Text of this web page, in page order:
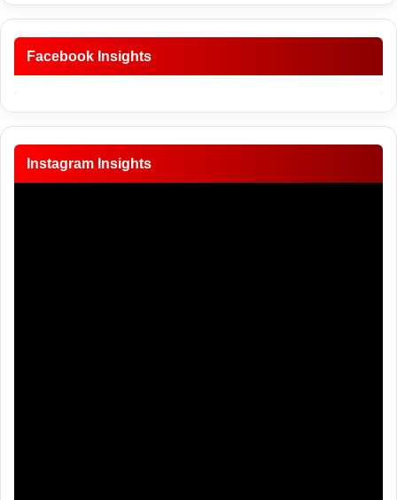
Facebook Insights
Instagram Insights